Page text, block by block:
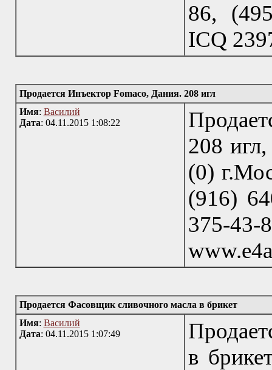
86,
IСQ
Продается Инъектор Fomaco, Дания. 208 игл
Имя: Василий
Дата: 04.11.2015 1:08:22
208
(0)
(916)
375-
Продается Фасовщик сливочного масла в брикет
Имя: Василий
Дата: 04.11.2015 1:07:49
в